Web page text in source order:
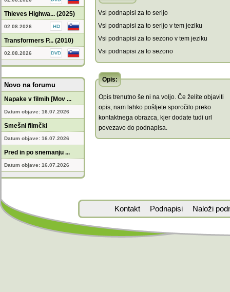
Thieves Highwa... (2025)
02.08.2026
Transformers P... (2010)
02.08.2026
Novo na forumu
Napake v filmih [Mov ...
Datum objave: 16.07.2026
Smešni filmčki
Datum objave: 16.07.2026
Pred in po snemanju ...
Datum objave: 16.07.2026
Vsi podnapisi za to serijo
Vsi podnapisi za to serijo v tem jeziku
Vsi podnapisi za to sezono v tem jeziku
Vsi podnapisi za to sezono
Opis:
Opis trenutno še ni na voljo. Če želite objaviti
opis, nam lahko pošljete sporočilo preko
kontaktnega obrazca, kjer dodate tudi url
povezavo do podnapisa.
Kontakt Podnapisi Naloži